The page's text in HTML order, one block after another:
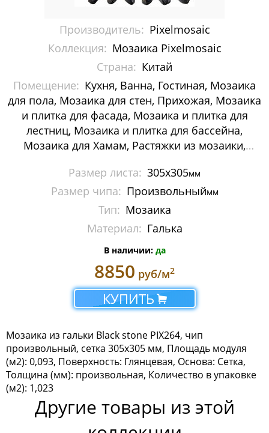
Мозаика Decor-mosaic
Мозаика Imagine Mosaic
Мозаика Irida
Мозаика Keramograd
Мозаика Mir Mosaic
Мозаика NSmosaic
Мозаика Orro Mosaic
Мозаика Rose Mosaic
Мозаика Sekitei
Мозаика Starmosaic
Мозаика Опера Декора
Россия
Производитель: Pixelmosaic
Коллекция: Мозаика Pixelmosaic
Страна: Китай
Помещение: Кухня, Ванна, Гостиная, Мозаика
для пола, Мозаика для стен, Прихожая, Мозаика
и плитка для фасада, Мозаика и плитка для
лестниц, Мозаика и плитка для бассейна,
Мозаика для Хамам, Растяжки из мозаики,
Размер листа: 305х305мм
Размер чипа: Произвольныймм
Тип: Мозаика
Материал: Галька
В наличии: да
8850 руб/м2
КУПИТЬ
Мозаика из гальки Blaсk stone PIX264, чип
произвольный, сетка 305х305 мм, Площадь модуля
(м2): 0,093, Поверхность: Глянцевая, Основа: Сетка,
Толщина (мм): произвольная, Количество в упаковке
(м2): 1,023
Другие товары из этой